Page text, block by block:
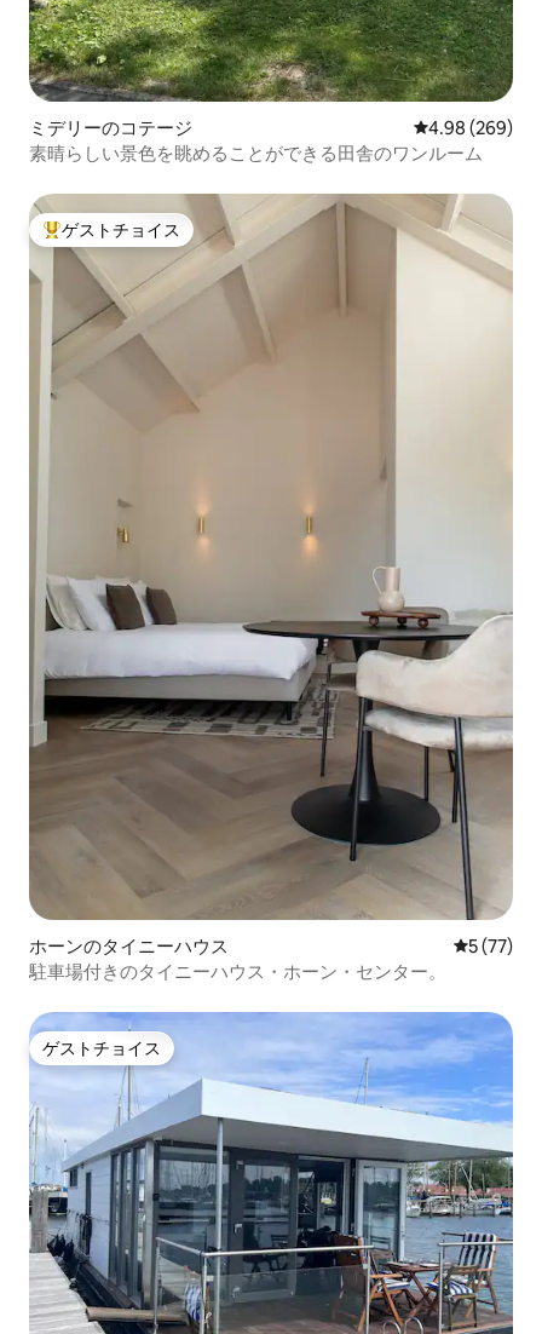
ミデリーのコテージ レビュー269
4.98 (269)
素晴らしい景色を眺めることができる田舎のワンルーム
大好評のゲストチョイスです。
ゲストチョイス
ホーンのタイニーハウス レビュー
5 (77)
駐車場付きのタイニーハウス・ホーン・センター。
ゲストチョイス
ゲストチョイス